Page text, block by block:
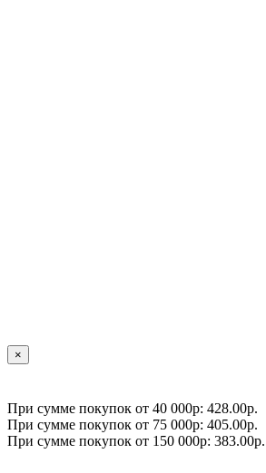
×
При сумме покупок от 40 000р: 428.00р.
При сумме покупок от 75 000р: 405.00р.
При сумме покупок от 150 000р: 383.00р.